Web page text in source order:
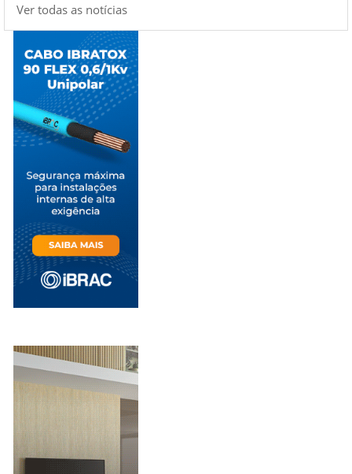
Ver todas as notícias